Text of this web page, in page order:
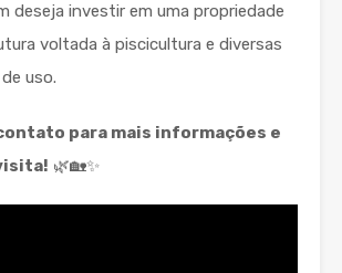
deseja investir em uma propriedade
voltada à piscicultura e diversas
uso.
para mais informações e
🌿🏡✨